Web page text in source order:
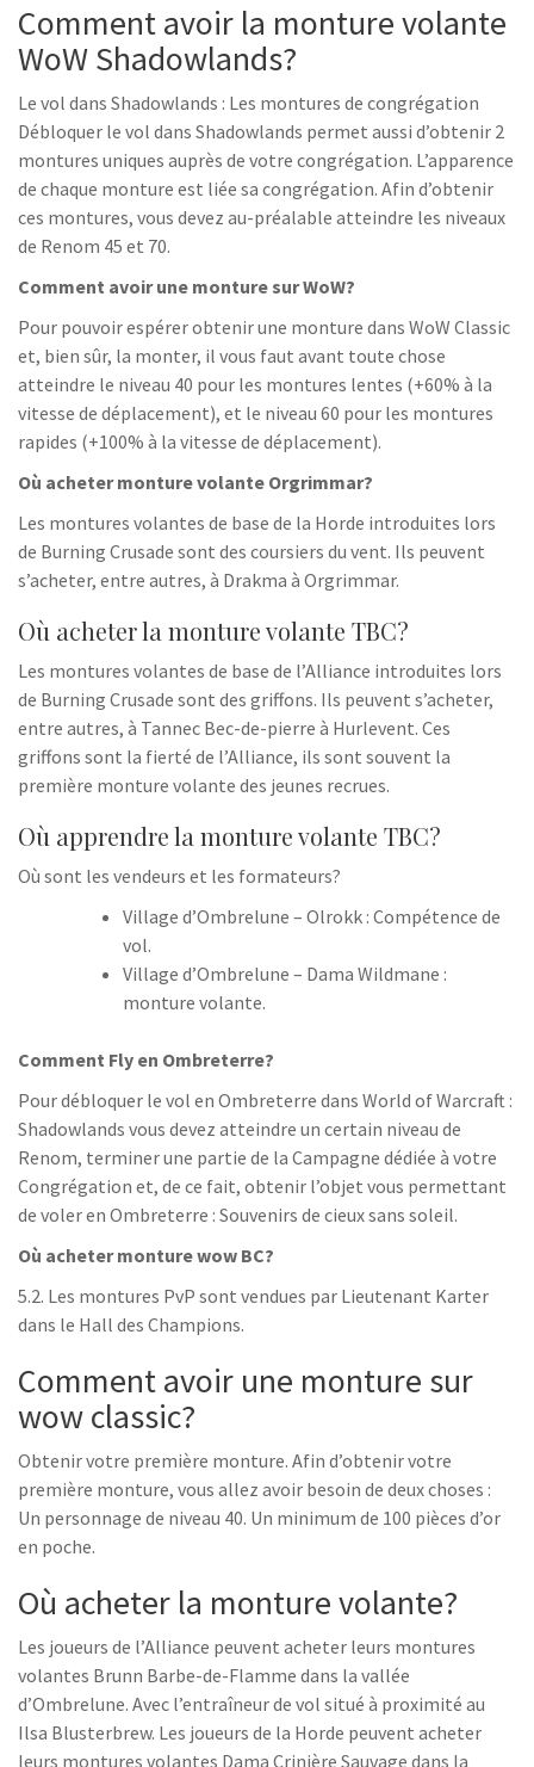
Comment avoir la monture volante
WoW Shadowlands?
Le vol dans Shadowlands : Les montures de congrégation
Débloquer le vol dans Shadowlands permet aussi d’obtenir 2
montures uniques auprès de votre congrégation. L’apparence
de chaque monture est liée sa congrégation. Afin d’obtenir
ces montures, vous devez au-préalable atteindre les niveaux
de Renom 45 et 70.
Comment avoir une monture sur WoW?
Pour pouvoir espérer obtenir une monture dans WoW Classic
et, bien sûr, la monter, il vous faut avant toute chose
atteindre le niveau 40 pour les montures lentes (+60% à la
vitesse de déplacement), et le niveau 60 pour les montures
rapides (+100% à la vitesse de déplacement).
Où acheter monture volante Orgrimmar?
Les montures volantes de base de la Horde introduites lors
de Burning Crusade sont des coursiers du vent. Ils peuvent
s’acheter, entre autres, à Drakma à Orgrimmar.
Où acheter la monture volante TBC?
Les montures volantes de base de l’Alliance introduites lors
de Burning Crusade sont des griffons. Ils peuvent s’acheter,
entre autres, à Tannec Bec-de-pierre à Hurlevent. Ces
griffons sont la fierté de l’Alliance, ils sont souvent la
première monture volante des jeunes recrues.
Où apprendre la monture volante TBC?
Où sont les vendeurs et les formateurs?
Village d’Ombrelune – Olrokk : Compétence de
vol.
Village d’Ombrelune – Dama Wildmane :
monture volante.
Comment Fly en Ombreterre?
Pour débloquer le vol en Ombreterre dans World of Warcraft :
Shadowlands vous devez atteindre un certain niveau de
Renom, terminer une partie de la Campagne dédiée à votre
Congrégation et, de ce fait, obtenir l’objet vous permettant
de voler en Ombreterre : Souvenirs de cieux sans soleil.
Où acheter monture wow BC?
5.2. Les montures PvP sont vendues par Lieutenant Karter
dans le Hall des Champions.
Comment avoir une monture sur
wow classic?
Obtenir votre première monture. Afin d’obtenir votre
première monture, vous allez avoir besoin de deux choses :
Un personnage de niveau 40. Un minimum de 100 pièces d’or
en poche.
Où acheter la monture volante?
Les joueurs de l’Alliance peuvent acheter leurs montures
volantes Brunn Barbe-de-Flamme dans la vallée
d’Ombrelune. Avec l’entraîneur de vol situé à proximité au
Ilsa Blusterbrew. Les joueurs de la Horde peuvent acheter
leurs montures volantes Dama Crinière Sauvage dans la